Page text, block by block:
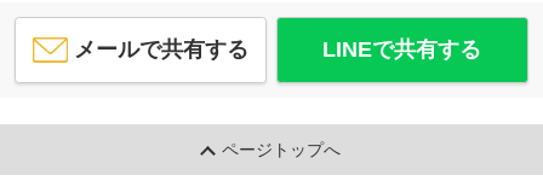
メールで共有する LINEで共有する
ページトップへ